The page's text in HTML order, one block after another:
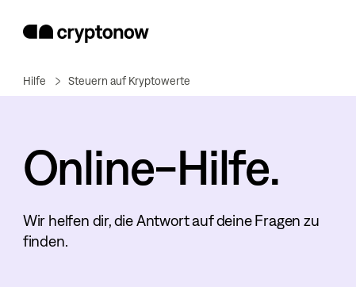
Hilfe Steuern auf Kryptowerte
Online-Hilfe.
Wir helfen dir, die Antwort auf deine Fragen zu
finden.